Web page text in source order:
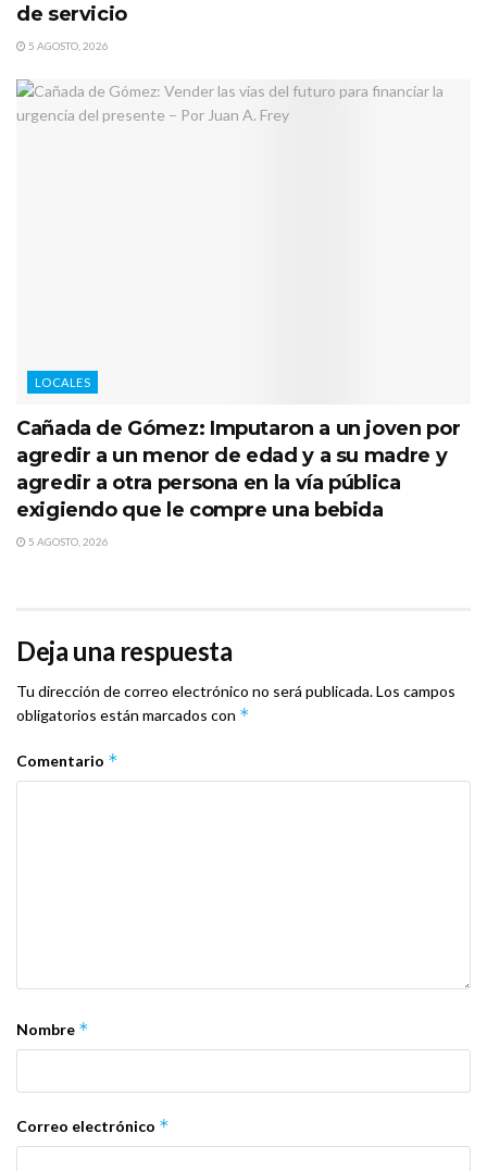
de servicio
5 AGOSTO, 2026
LOCALES
Cañada de Gómez: Imputaron a un joven por
agredir a un menor de edad y a su madre y
agredir a otra persona en la vía pública
exigiendo que le compre una bebida
5 AGOSTO, 2026
Deja una respuesta
Tu dirección de correo electrónico no será publicada.Los campos
obligatorios están marcados con *
Comentario *
Nombre *
Correo electrónico *